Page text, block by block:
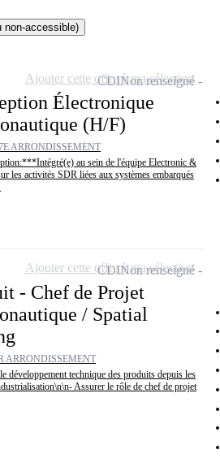
non-accessible)
Électronique
(H/F)
ARRONDISSEMENT
au sein de l'équipe Electronic &
les activités SDR liées aux systèmes embarqués
CDINon renseigné
Ajouter cette offre à ma sélection
- Chef de Projet
/ Spatial
ARRONDISSEMENT
développement technique des produits depuis les
Assurer le rôle de chef de projet
CDINon renseigné
Ajouter cette offre à ma sélection